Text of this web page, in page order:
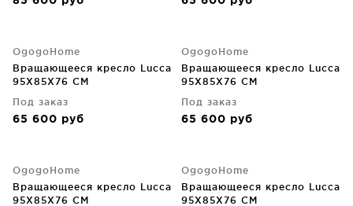
OgogoHome
Вращающееся кресло Lucca
95X85X76 CM
Под заказ
65 600 руб
OgogoHome
Вращающееся кресло Lucca
95X85X76 CM
Под заказ
65 600 руб
OgogoHome
Вращающееся кресло Lucca
95X85X76 CM
OgogoHome
Вращающееся кресло Lucca
95X85X76 CM